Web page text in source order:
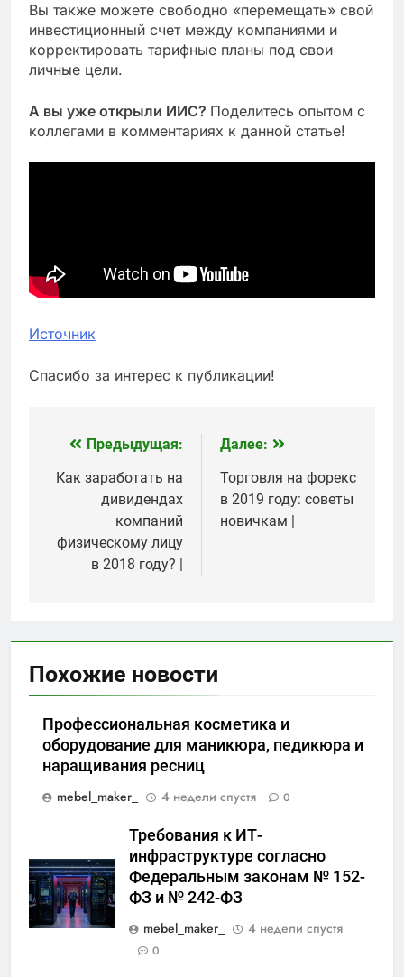
Вы также можете свободно «перемещать» свой
инвестиционный счет между компаниями и
корректировать тарифные планы под свои
личные цели.
А вы уже открыли ИИС? Поделитесь опытом с
коллегами в комментариях к данной статье!
Источник
Спасибо за интерес к публикации!
Навигация
по
записям
Предыдущая:
Как заработать на
дивидендах
компаний
физическому лицу
в 2018 году? |
Далее:
Торговля на форекс
в 2019 году: советы
новичкам |
Похожие новости
Профессиональная косметика и
оборудование для маникюра, педикюра и
наращивания ресниц
mebel_maker_
4 недели спустя 0
Требования к ИТ-
инфраструктуре согласно
Федеральным законам № 152-
ФЗ и № 242-ФЗ
mebel_maker_
4 недели спустя
0